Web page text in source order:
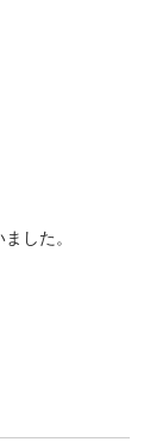
した。